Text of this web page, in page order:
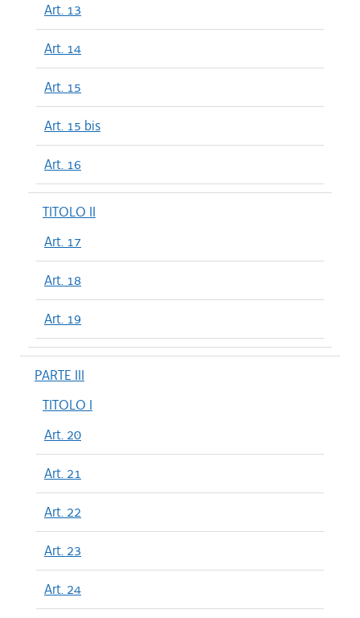
Art. 13
Art. 14
Art. 15
Art. 15 bis
Art. 16
TITOLO II
Art. 17
Art. 18
Art. 19
PARTE III
TITOLO I
Art. 20
Art. 21
Art. 22
Art. 23
Art. 24